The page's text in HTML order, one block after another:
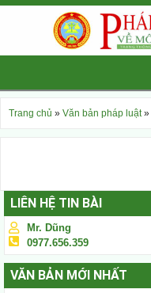
Trang chủ » Văn bản pháp luật»
LIÊN HỆ TIN BÀI
Mr. Dũng
0977.656.359
VĂN BẢN MỚI NHẤT